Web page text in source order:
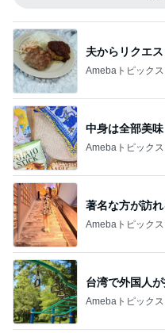
夫からリクエ
Amebaトピックス
中身は全部美
Amebaトピックス
著名な方が訪
Amebaトピックス
台湾で外国人
Amebaトピックス